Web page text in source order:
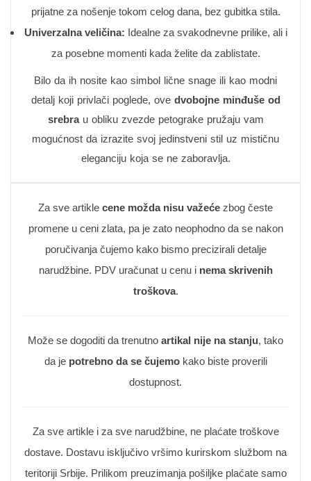
prijatne za nošenje tokom celog dana, bez gubitka stila.
Univerzalna veličina: Idealne za svakodnevne prilike, ali i
za posebne momenti kada želite da zablistate.
Bilo da ih nosite kao simbol lične snage ili kao modni
detalj koji privlači poglede, ove dvobojne minđuše od
srebrau obliku zvezde petograke pružaju vam
mogućnost da izrazite svoj jedinstveni stil uz mističnu
eleganciju koja se ne zaboravlja.
Za sve artikle cene možda nisu važeće zbog česte
promene u ceni zlata, pa je zato neophodno da se nakon
poručivanja čujemo kako bismo precizirali detalje
narudžbine. PDV uračunat u cenu i nema skrivenih
troškova.
Može se dogoditi da trenutno artikal nije na stanju, tako
da je potrebno da se čujemokako biste proverili
dostupnost.
Za sve artikle i za sve narudžbine, ne plaćate troškove
dostave. Dostavu isključivo vršimo kurirskom službom na
teritoriji Srbije. Prilikom preuzimanja pošiljke plaćate samo